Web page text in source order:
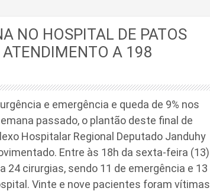
NO HOSPITAL DE PATOS
A 198
e emergência e queda de 9% nos
passado, o plantão deste final de
Hospitalar Regional Deputado Janduhy
Entre às 18h da sexta-feira (13)
24 cirurgias, sendo 11 de emergência e 13
Vinte e nove pacientes foram vítimas